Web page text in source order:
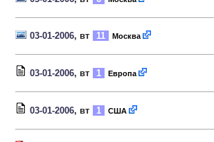
03-01-2006, вт 11 Москва
03-01-2006, вт 1 Европа
03-01-2006, вт 1 США